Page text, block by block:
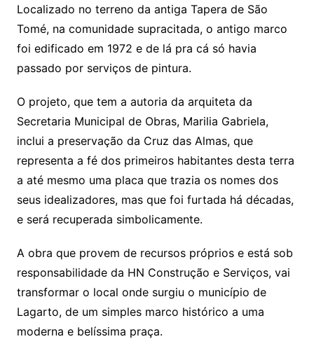
Localizado no terreno da antiga Tapera de São
Tomé, na comunidade supracitada, o antigo marco
foi edificado em 1972 e de lá pra cá só havia
passado por serviços de pintura.
O projeto, que tem a autoria da arquiteta da
Secretaria Municipal de Obras, Marilia Gabriela,
inclui a preservação da Cruz das Almas, que
representa a fé dos primeiros habitantes desta terra
a até mesmo uma placa que trazia os nomes dos
seus idealizadores, mas que foi furtada há décadas,
e será recuperada simbolicamente.
A obra que provem de recursos próprios e está sob
responsabilidade da HN Construção e Serviços, vai
transformar o local onde surgiu o município de
Lagarto, de um simples marco histórico a uma
moderna e belíssima praça.